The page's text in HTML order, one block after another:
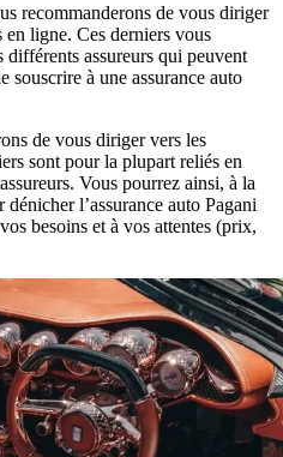
recommanderons de vous diriger
en ligne. Ces derniers vous
assureurs qui peuvent
souscrire à une assurance auto
de vous diriger vers les
sont pour la plupart reliés en
Vous pourrez ainsi, à la
l’assurance auto Pagani
besoins et à vos attentes (prix,